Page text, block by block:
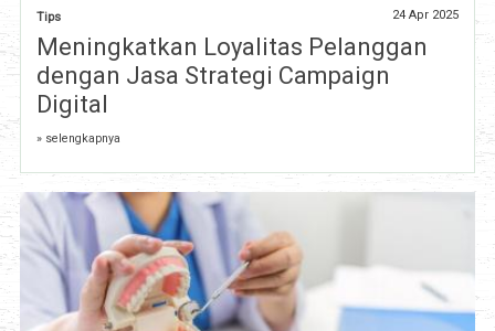
Tips 24 Apr 2025
Meningkatkan Loyalitas Pelanggan
dengan Jasa Strategi Campaign
Digital
» selengkapnya